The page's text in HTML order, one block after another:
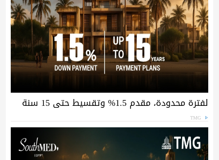
لفترة محدودة، مقدم 1.5% وتقسيط حتى 15 سنة
TMG